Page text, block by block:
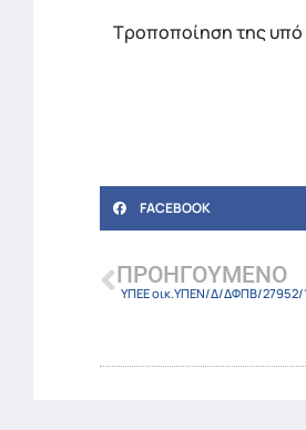
Τροποποίηση της υπό
FACEBOOK
ΠΡΟΗΓΟΎΜΕΝΟ
ΥΠΕΕ οικ.ΥΠΕΝ/Δ/ΔΦΠΒ/27952/